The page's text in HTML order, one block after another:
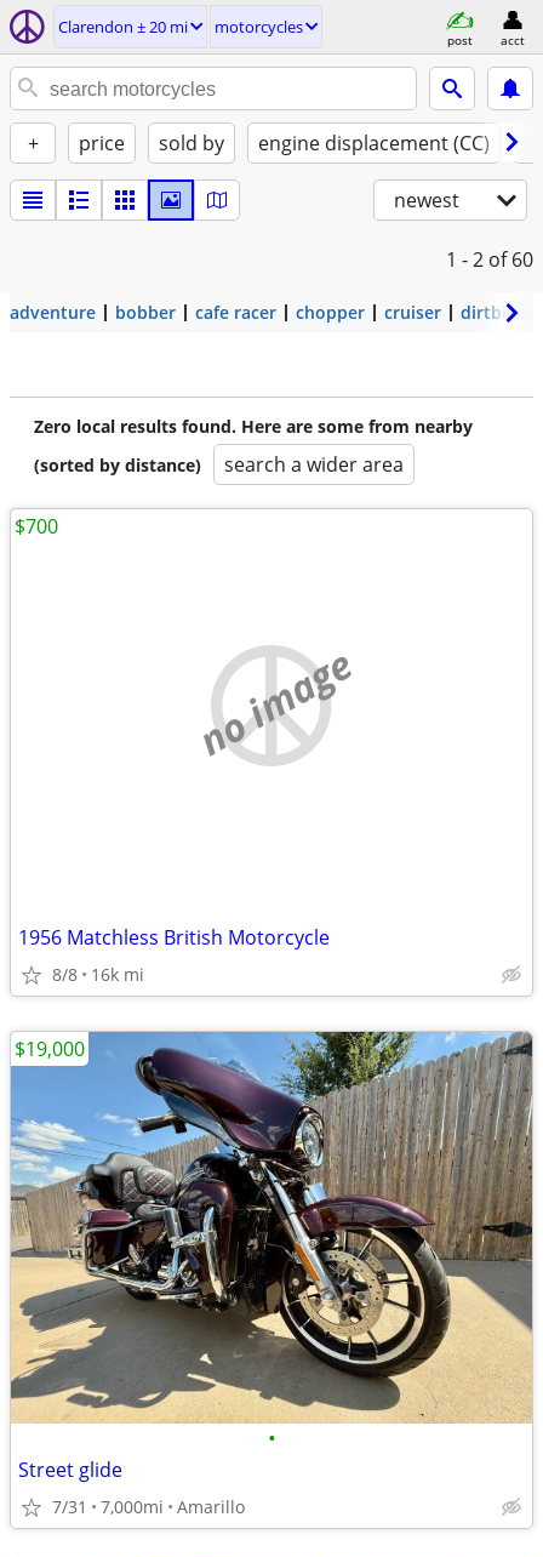
Clarendon ± 20 mi motorcycles
post acct
+ price sold by engine displacement (CC)
newest
1 - 2 of 60
adventure bobber cafe racer chopper cruiser dirtbike
Zero local results found. Here are some from nearby
(sorted by distance)
search a wider area
no image
1956 Matchless British Motorcycle
8/8 16k mi
$700
•
Street glide
7/31 7,000mi Amarillo
$19,000